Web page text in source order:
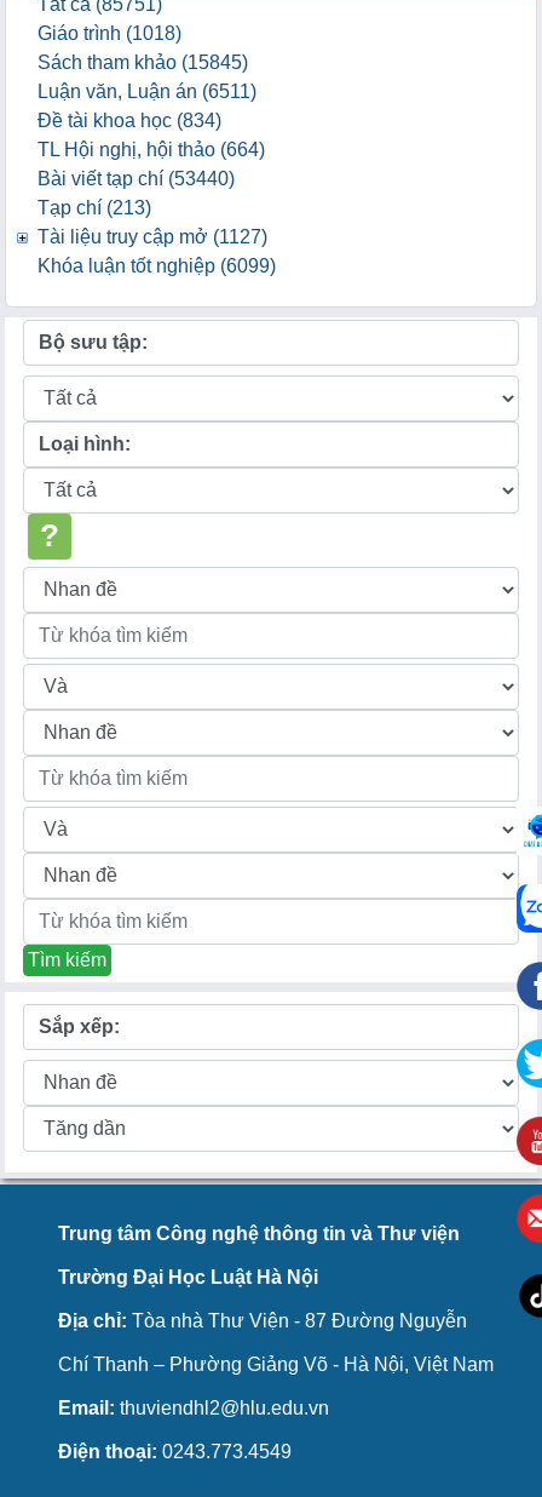
Tất cả (85751)
Giáo trình (1018)
Sách tham khảo (15845)
Luận văn, Luận án (6511)
Đề tài khoa học (834)
TL Hội nghị, hội thảo (664)
Bài viết tạp chí (53440)
Tạp chí (213)
Tài liệu truy cập mở (1127)
Khóa luận tốt nghiệp (6099)
Bộ sưu tập:
Loại hình:
?
Sắp xếp:
Trung tâm Công nghệ thông tin và Thư viện
Trường Đại Học Luật Hà Nội
Địa chỉ: Tòa nhà Thư Viện - 87 Đường Nguyễn
Chí Thanh – Phường Giảng Võ - Hà Nội, Việt Nam
Email: thuviendhl2@hlu.edu.vn
Điện thoại: 0243.773.4549